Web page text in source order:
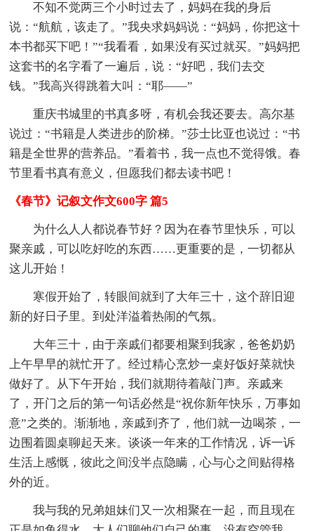
不知不觉两三个小时过去了，妈妈在我的身后
说：“航航，该走了。”我央求妈妈说：“妈妈，你把这十
本书都买下吧！”“我看看，如果没有买过就买。”妈妈把
这套书的名字看了一遍后，说：“好吧，我们去交
钱。”我高兴得跳着大叫：“耶——”
重庆书城里的书真多呀，有机会我还要去。高尔基
说过：“书籍是人类进步的阶梯。”莎士比亚也说过：“书
籍是全世界的营养品。”看着书，我一点也不觉得饿。春
节里看书真有意义，但愿我们都去读书吧！
《春节》记叙文作文600字 篇5
为什么人人都说春节好？因为在春节里快乐，可以
聚亲戚，可以吃好吃的东西……更重要的是，一切都从
这儿开始！
寒假开始了，转眼间就到了大年三十，这个辞旧迎
新的好日子里。到处洋溢着热闹的气氛。
大年三十，由于亲戚们都要相聚到我家，爸爸奶奶
上午早早的就忙开了。经过精心烹炒一桌好饭好菜就快
做好了。从下午开始，我们就期待着敲门声。亲戚来
了，开门之后的第一句话必然是“祝你新年快乐，万事如
意”之类的。渐渐地，亲戚到齐了，他们就一边喝茶，一
边围着圆桌聊起天来。谈谈一年来的工作情况，诉一诉
生活上感慨，彼此之间没半点隐瞒，心与心之间贴得格
外的近。
我与我的兄弟姐妹们又一次相聚在一起，而且现在